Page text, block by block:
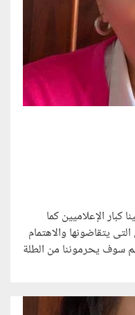
الإعلاميين كما
يتقاضونها والاهتمام
سوف يحرموننا من الطلة